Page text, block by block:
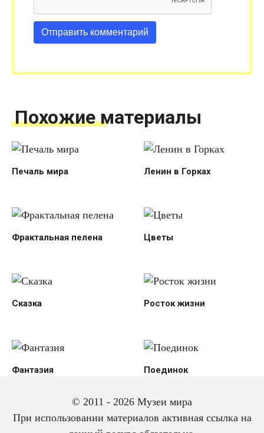
Похожие материалы
Печаль мира Ленин в Горках
Фрактальная пелена Цветы
Сказка Росток жизни
Фантазия Поединок
© 2011 - 2026 Музеи мира
При использовании материалов активная ссылка на